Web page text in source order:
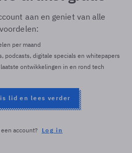
aan en geniet van alle
voordelen:
per maand
podcasts, digitale specials en whitepapers
ontwikkelingen in en rond tech
lid en lees verder
account? Log in